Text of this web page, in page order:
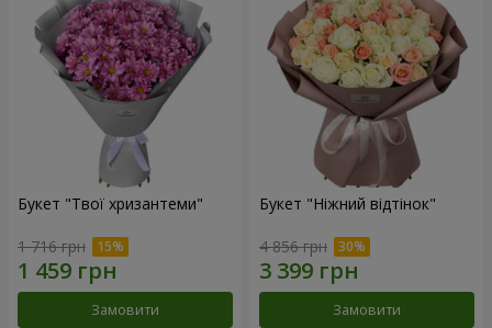
Букет "Твої хризантеми"
1 716 грн
Замовити
Букет "Ніжний відтінок"
4 856 грн
Замовити